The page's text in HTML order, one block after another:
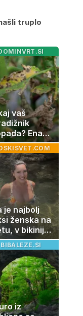
truplo
vaš
Ena
lahko
rastline –
jih rešite
je najbolj
ženska na
v bikiniju
navdušila
BIBALEZE.SI
iz